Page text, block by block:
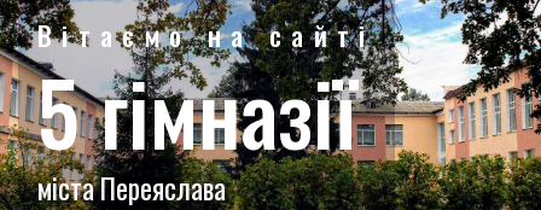
Вітаємо на сайті
5 гімназії
міста Переяслава